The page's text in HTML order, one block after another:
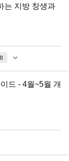
는 지방 창생과
드 - 4월~5월 개